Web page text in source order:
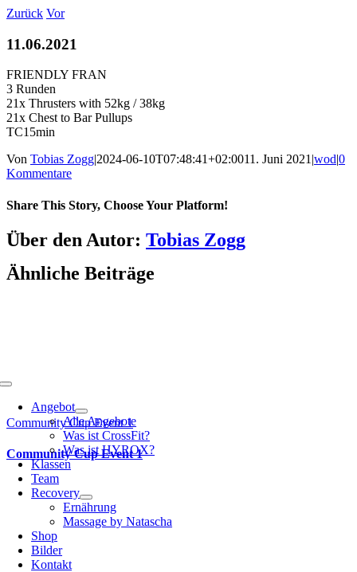
Zum
springen
Toggle
NavigationAngebot
Alle Angebote
Was ist CrossFit?
Was ist HYROX?
Klassen
Team
Recovery
Ernährung
Massage by Natascha
Shop
Bilder
Kontakt
Zurück Vor
11.06.2021
FRIENDLY FRAN
3 Runden
21x Thrusters with 52kg / 38kg
21x Chest to Bar Pullups
TC15min
Von Tobias Zogg|2024-06-10T07:48:41+02:0011. Juni 2021|wod|0
Kommentare
Share This Story, Choose Your Platform!
Facebook
LinkedIn
WhatsApp
Telegram
Tumblr
Pinterest
Vk
Xing
E-
Mail
Über den Autor: Tobias Zogg
Ähnliche Beiträge
Community Cup Event 1
Community Cup Event 1